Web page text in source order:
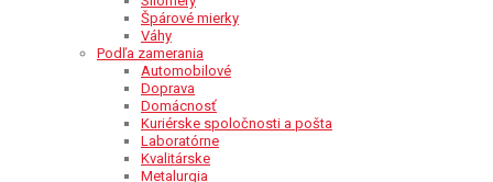
Špárové mierky
Váhy
Podľa zamerania
Automobilové
Doprava
Domácnosť
Kuriérske spoločnosti a pošta
Laboratórne
Kvalitárske
Metalurgia